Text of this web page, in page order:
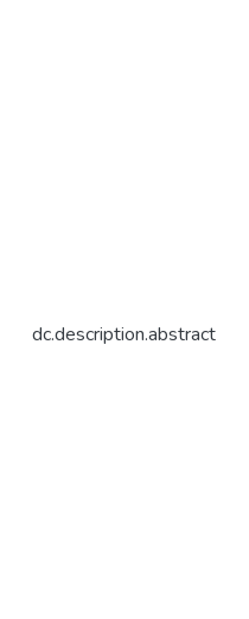
dc.description.abstract